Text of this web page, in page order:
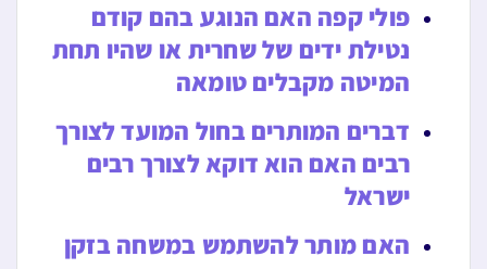
פולי קפה האם הנוגע בהם קודם
נטילת ידים של שחרית או שהיו תחת
המיטה מקבלים טומאה
דברים המותרים בחול המועד לצורך
רבים האם הוא דוקא לצורך רבים
ישראל
האם מותר להשתמש במשחה בזקן